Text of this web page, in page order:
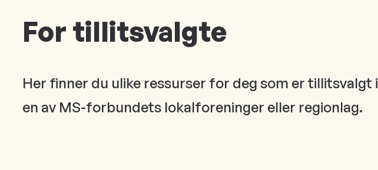
For tillitsvalgte
Her finner du ulike ressurser for deg som er tillitsvalgt i
en av MS-forbundets lokalforeninger eller regionlag.